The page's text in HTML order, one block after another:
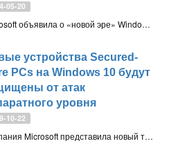
05-20
Microsoft объявила о «новой эре» Windows ПК. Компьютеры Copilot+ — новое поколении ноутбуков с ИИ-возможностями на чипах ARM
устройства Secured-
PCs на Windows 10 будут
от атак
уровня
10-22
Компания Microsoft представила новый тип устройств под названием Secured-Core PCs (компьютеры с защищенным ядром), которые будут защищены от атак аппаратного уровня, популярных среди проправительственных хакерских группировок